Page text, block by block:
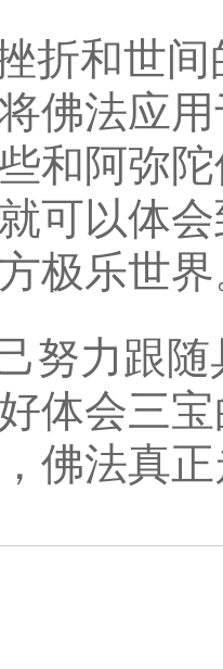
折和世
佛法应
和阿弥
可以体
极乐世
努力跟
体会三
佛法真